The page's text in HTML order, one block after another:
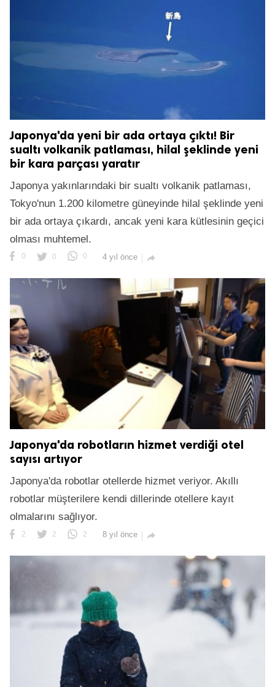
Japonya'da yeni bir ada ortaya çıktı! Bir
sualtı volkanik patlaması, hilal şeklinde yeni
bir kara parçası yaratır
Japonya yakınlarındaki bir sualtı volkanik patlaması,
Tokyo'nun 1.200 kilometre güneyinde hilal şeklinde yeni
bir ada ortaya çıkardı, ancak yeni kara kütlesinin geçici
olması muhtemel.
0 0 0 4 yıl önce 
Japonya'da robotların hizmet verdiği otel
sayısı artıyor
Japonya'da robotlar otellerde hizmet veriyor. Akıllı
robotlar müşterilere kendi dillerinde otellere kayıt
olmalarını sağlıyor.
2 2 2 8 yıl önce 